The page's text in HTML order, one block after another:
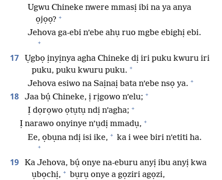
Ugwu Chineke nwere mmasị ibi na ya anya
ọjọọ? +
Jehova ga-ebi n’ebe ahụ ruo mgbe ebighị ebi.
+
17
Ụgbọ ịnyịnya agha Chineke dị iri puku kwuru iri
puku, puku kwuru puku. +
Jehova esiwo na Saịnaị bata n’ebe nsọ ya. +
18 Jaa bụ́ Chineke, ị rịgowo n’elu; +
Ị dọrọwo ọtụtụ ndị n’agha; +
Ị narawo onyinye n’ụdị mmadụ, +
Ee, ọbụna ndị isi ike, + ka i wee biri n’etiti ha.
+
19
Ka Jehova, bụ́ onye na-eburu anyị ibu anyị kwa
ụbọchị, + bụrụ onye a gọziri agọzi,